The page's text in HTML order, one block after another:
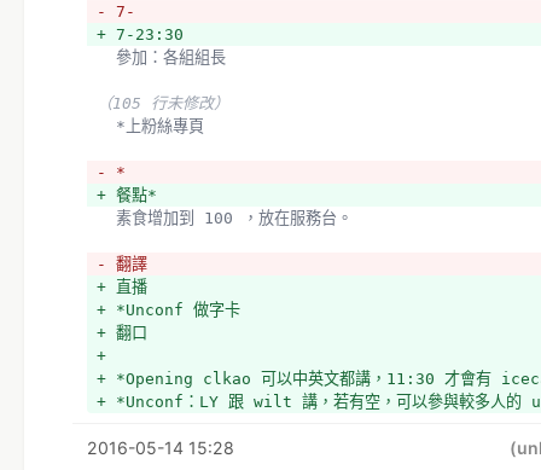
- 7-
+ 7-23:30
  參加：各組組長
（105 行未修改）
  *上粉絲專頁
- *
+ 餐點*
  素食增加到 100 ，放在服務台。
- 翻譯
+ 直播
+ *Unconf 做字卡
+ 翻口
+
+ *Opening clkao 可以中英文都講，11:30 才會有
+ *Unconf：LY 跟 wilt 講，若有空，可以參與較多人的
2016-05-14 15:28